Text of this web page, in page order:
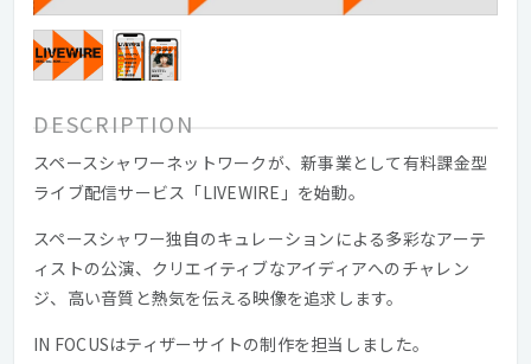
DESCRIPTION
スペースシャワーネットワークが、新事業として有料課金型
ライブ配信サービス「LIVEWIRE」を始動。
スペースシャワー独自のキュレーションによる多彩なアーテ
ィストの公演、クリエイティブなアイディアへのチャレン
ジ、高い音質と熱気を伝える映像を追求します。
IN FOCUSはティザーサイトの制作を担当しました。